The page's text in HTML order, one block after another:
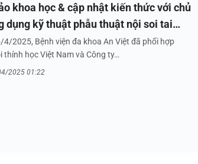
khoa học & cập nhật kiến thức với chủ
dụng kỹ thuật phẫu thuật nội soi tai
4/2025, Bệnh viện đa khoa An Việt đã phối hợp
thính học Việt Nam và Công ty…
2025 01:22